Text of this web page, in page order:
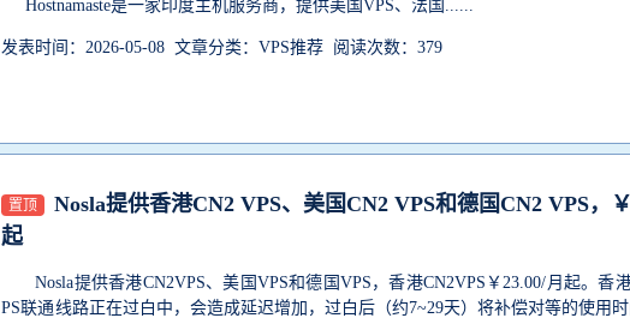
Hostnamaste是一家印度主机服务商，提供美国VPS、法国......
发表时间：2026-05-08 文章分类：VPS推荐 阅读次数：379
置顶
Nosla提供香港CN2 VPS、美国CN2 VPS和德国CN2 VPS，
起
Nosla提供香港CN2VPS、美国VPS和德国VPS，香港CN2VPS￥23.00/月起。香
PS联通线路正在过白中，会造成延迟增加，过白后（约7~29天）将补偿对等的使用